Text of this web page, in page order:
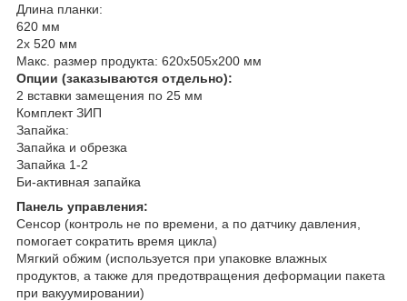
Длина планки:
620 мм
2x 520 мм
Макс. размер продукта: 620x505x200 мм
Опции (заказываются отдельно):
2 вставки замещения по 25 мм
Комплект ЗИП
Запайка:
Запайка и обрезка
Запайка 1-2
Би-активная запайка
Панель управления:
Сенсор (контроль не по времени, а по датчику давления,
помогает сократить время цикла)
Мягкий обжим (используется при упаковке влажных
продуктов, а также для предотвращения деформации пакета
при вакуумировании)